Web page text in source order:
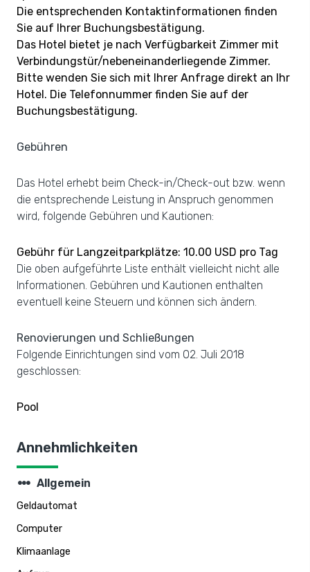
Die entsprechenden Kontaktinformationen finden
Sie auf Ihrer Buchungsbestätigung.
Das Hotel bietet je nach Verfügbarkeit Zimmer mit
Verbindungstür/nebeneinanderliegende Zimmer.
Bitte wenden Sie sich mit Ihrer Anfrage direkt an Ihr
Hotel. Die Telefonnummer finden Sie auf der
Buchungsbestätigung.
Gebühren
Das Hotel erhebt beim Check-in/Check-out bzw. wenn
die entsprechende Leistung in Anspruch genommen
wird, folgende Gebühren und Kautionen:
Gebühr für Langzeitparkplätze: 10.00 USD pro Tag
Die oben aufgeführte Liste enthält vielleicht nicht alle
Informationen. Gebühren und Kautionen enthalten
eventuell keine Steuern und können sich ändern.
Renovierungen und Schließungen
Folgende Einrichtungen sind vom 02. Juli 2018
geschlossen:
Pool
Annehmlichkeiten
steppers Allgemein
Geldautomat
Computer
Klimaanlage